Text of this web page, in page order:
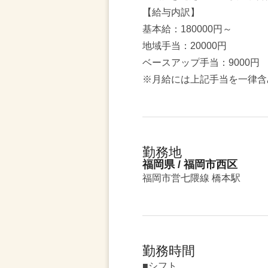
【給与内訳】
基本給：180000円～
地域手当：20000円
ベースアップ手当：9000円
※月給には上記手当を一律
勤務地
福岡県 / 福岡市西区
福岡市営七隈線 橋本駅
勤務時間
■シフト